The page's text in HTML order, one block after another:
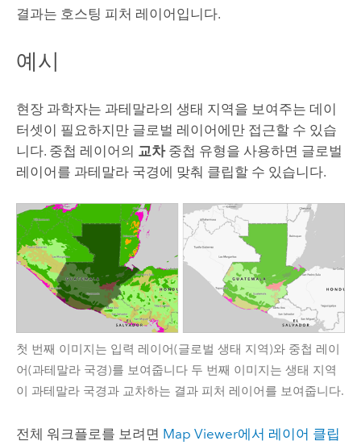
결과는 호스팅 피처 레이어입니다.
예시
현장 과학자는 과테말라의 생태 지역을 보여주는 데이
터셋이 필요하지만 글로벌 레이어에만 접근할 수 있습
니다. 중첩 레이어의 교차중첩 유형을 사용하면 글로벌
레이어를 과테말라 국경에 맞춰 클립할 수 있습니다.
첫 번째 이미지는 입력 레이어(글로벌 생태 지역)와 중첩 레이
어(과테말라 국경)를 보여줍니다 두 번째 이미지는 생태 지역
이 과테말라 국경과 교차하는 결과 피처 레이어를 보여줍니다.
전체 워크플로를 보려면 Map Viewer에서 레이어 클립